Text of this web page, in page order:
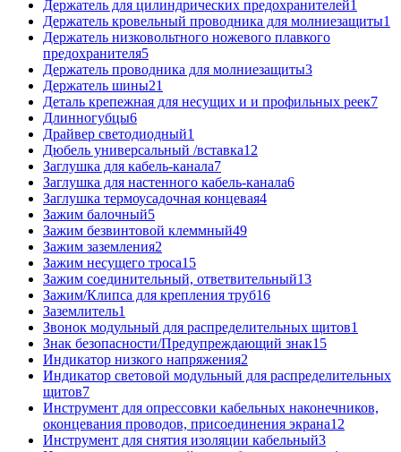
Держатель для цилиндрических предохранителей1
Держатель кровельный проводника для молниезащиты1
Держатель низковольтного ножевого плавкого
предохранителя5
Держатель проводника для молниезащиты3
Держатель шины21
Деталь крепежная для несущих и и профильных реек7
Длинногубцы6
Драйвер светодиодный1
Дюбель универсальный /вставка12
Заглушка для кабель-канала7
Заглушка для настенного кабель-канала6
Заглушка термоусадочная концевая4
Зажим балочный5
Зажим безвинтовой клеммный49
Зажим заземления2
Зажим несущего троса15
Зажим соединительный, ответвительный13
Зажим/Клипса для крепления труб16
Заземлитель1
Звонок модульный для распределительных щитов1
Знак безопасности/Предупреждающий знак15
Индикатор низкого напряжения2
Индикатор световой модульный для распределительных
щитов7
Инструмент для опрессовки кабельных наконечников,
оконцевания проводов, присоединения экрана12
Инструмент для снятия изоляции кабельный3